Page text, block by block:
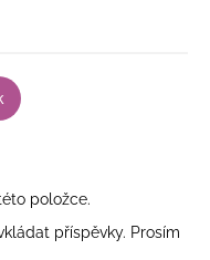
položce.
příspěvky. Prosím